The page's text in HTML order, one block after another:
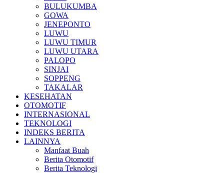
BULUKUMBA
GOWA
JENEPONTO
LUWU
LUWU TIMUR
LUWU UTARA
PALOPO
SINJAI
SOPPENG
TAKALAR
KESEHATAN
OTOMOTIF
INTERNASIONAL
TEKNOLOGI
INDEKS BERITA
LAINNYA
Manfaat Buah
Berita Otomotif
Berita Teknologi